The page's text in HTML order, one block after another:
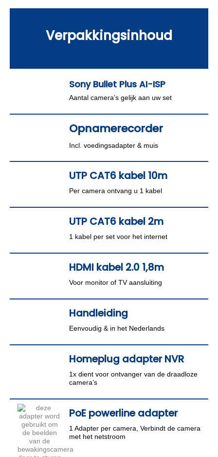
Verpakkingsinhoud
Sony Bullet Plus AI-ISP
Aantal camera’s gelijk aan uw set
Opnamerecorder
Incl. voedingsadapter & muis
UTP CAT6 kabel 10m
Per camera ontvang u 1 kabel
UTP CAT6 kabel 2m
1 kabel per set voor het internet
HDMI kabel 2.0 1,8m
Voor monitor of TV aansluiting
Handleiding
Eenvoudig & in het Nederlands
Homeplug adapter NVR
1x dient voor ontvanger van de draadloze
camera’s
PoE powerline adapter
1 Adapter per camera, Verbindt de camera
met het netstroom